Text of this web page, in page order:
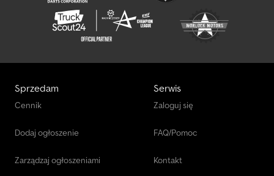
Sprzedam
Cennik
Dodaj ogłoszenie
Zarządzaj ogłoszeniami
Serwis
Zaloguj się
FAQ/Pomoc
Kontakt